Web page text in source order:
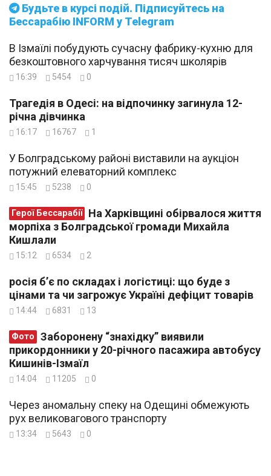
Будьте в курсі подій. Підписуйтесь на
Бессарабію INFORM у Telegram
В Ізмаїлі побудують сучасну фабрику-кухню для
безкоштовного харчування тисяч школярів
16:39 5454 0
Трагедія в Одесі: на відпочинку загинула 12-
річна дівчинка
16:17 16767 1
У Болградському районі виставили на аукціон
потужний елеваторний комплекс
15:45 5238 0
Герої Бессарабії
морпіха з Болградської громади Михайла
Кишлали
15:12 6534 2
росія б’є по складах і логістиці: що буде з
цінами та чи загрожує Україні дефіцит товарів
14:44 6831 13
Фото
прикордонники у 20-річного пасажира автобусу
Кишинів-Ізмаїл
14:04 11205 0
Через аномальну спеку на Одещині обмежують
рух великовагового транспорту
13:34 5643 0